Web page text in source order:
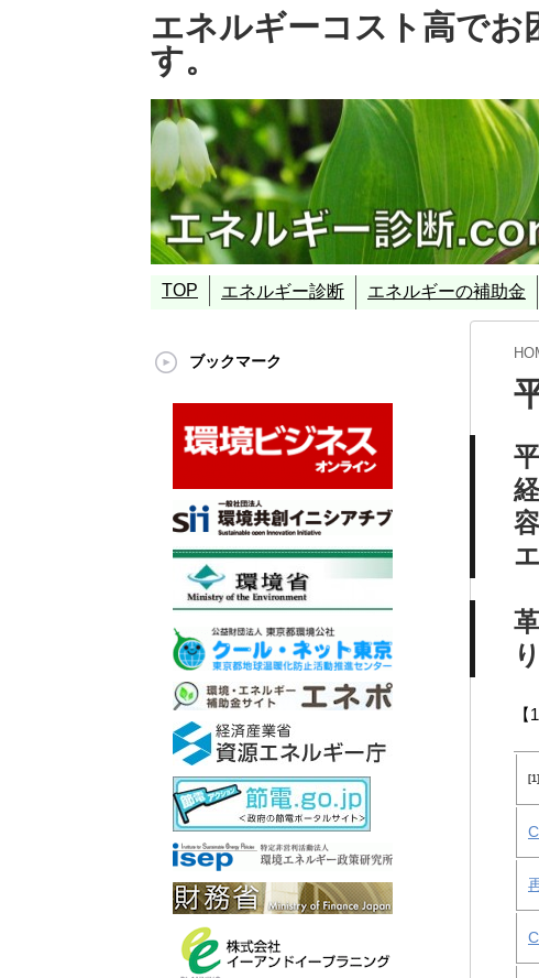
エネルギーコスト高でお
す。
TOP エネルギー診断
エネルギーのプロ：エネルギー診断プロフェッ
エネルギーの補助金
補助金事業の代行
代表的な補助金事業
エネルギー使用合理化事
ASETT事業（環境省）
環境省ポテンシャル診断
創エネ補助金事業
省エネ補助金事業
ブックマーク